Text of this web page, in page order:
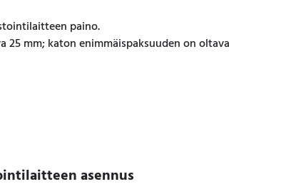
paino.
25 mm; katon enimmäispaksuuden on oltava
asennus